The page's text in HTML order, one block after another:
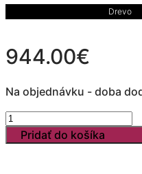
Drevo
944.00€
Na objednávku - doba
množstvo
FREDY
L
Pridať do košíka